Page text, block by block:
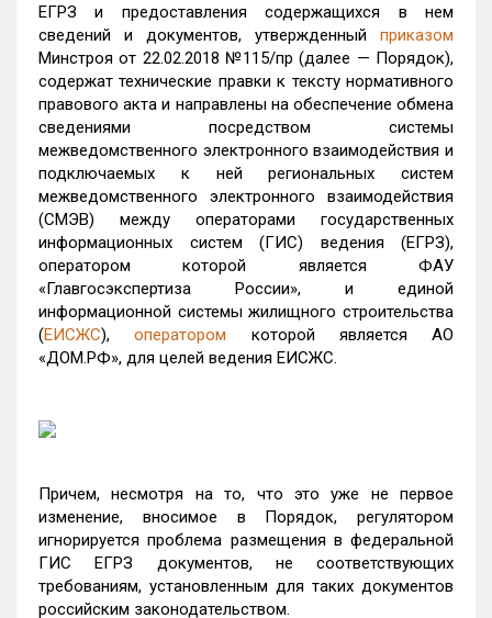
ЕГРЗ и предоставления содержащихся в нем
сведений и документов, утвержденный приказом
Минстроя от 22.02.2018 №115/пр (далее — Порядок),
содержат технические правки к тексту нормативного
правового акта и направлены на обеспечение обмена
сведениями посредством системы
межведомственного электронного взаимодействия и
подключаемых к ней региональных систем
межведомственного электронного взаимодействия
(СМЭВ) между операторами государственных
информационных систем (ГИС) ведения (ЕГРЗ),
оператором которой является ФАУ
«Главгосэкспертиза России», и единой
информационной системы жилищного строительства
(ЕИСЖС),оператором которой является АО
«ДОМ.РФ», для целей ведения ЕИСЖС.
Причем, несмотря на то, что это уже не первое
изменение, вносимое в Порядок, регулятором
игнорируется проблема размещения в федеральной
ГИС ЕГРЗ документов, не соответствующих
требованиям, установленным для таких документов
российским законодательством.